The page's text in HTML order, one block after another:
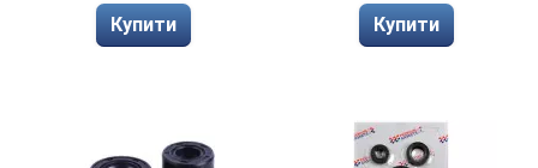
Купити Купити